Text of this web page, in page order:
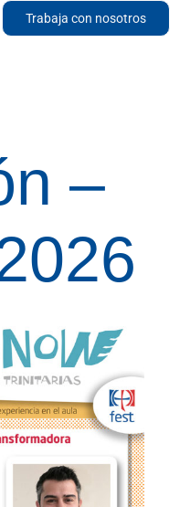
Trabaja con nosotros
–